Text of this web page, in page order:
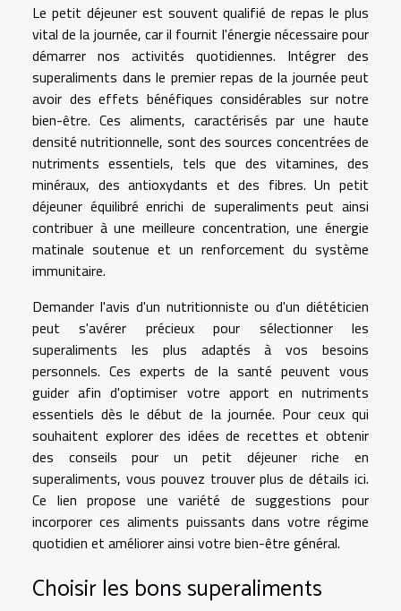
Le petit déjeuner est souvent qualifié de repas le plus
vital de la journée, car il fournit l'énergie nécessaire pour
démarrer nos activités quotidiennes. Intégrer des
superaliments dans le premier repas de la journée peut
avoir des effets bénéfiques considérables sur notre
bien-être. Ces aliments, caractérisés par une haute
densité nutritionnelle, sont des sources concentrées de
nutriments essentiels, tels que des vitamines, des
minéraux, des antioxydants et des fibres. Un petit
déjeuner équilibré enrichi de superaliments peut ainsi
contribuer à une meilleure concentration, une énergie
matinale soutenue et un renforcement du système
immunitaire.
Demander l'avis d'un nutritionniste ou d'un diététicien
peut s'avérer précieux pour sélectionner les
superaliments les plus adaptés à vos besoins
personnels. Ces experts de la santé peuvent vous
guider afin d'optimiser votre apport en nutriments
essentiels dès le début de la journée. Pour ceux qui
souhaitent explorer des idées de recettes et obtenir
des conseils pour un petit déjeuner riche en
superaliments, vous pouvez trouverplus de détails ici.
Ce lien propose une variété de suggestions pour
incorporer ces aliments puissants dans votre régime
quotidien et améliorer ainsi votre bien-être général.
Choisir les bons superaliments